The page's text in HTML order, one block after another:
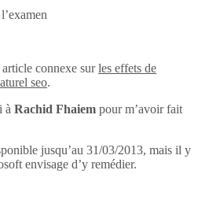
connexe surles effets de
seo.
à Rachid Fhaiem pour m’avoir fait
jusqu’au 31/03/2013, mais il y
envisage d’y remédier.